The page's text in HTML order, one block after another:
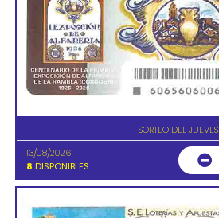
SORTEO DEL JUEVES
13/08/2026
8 DISPONIBLES